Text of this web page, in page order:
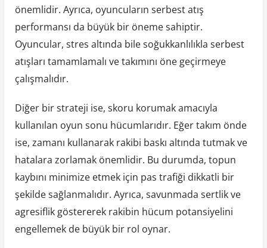
önemlidir. Ayrıca, oyuncuların serbest atış
performansı da büyük bir öneme sahiptir.
Oyuncular, stres altında bile soğukkanlılıkla serbest
atışları tamamlamalı ve takımını öne geçirmeye
çalışmalıdır.
Diğer bir strateji ise, skoru korumak amacıyla
kullanılan oyun sonu hücumlarıdır. Eğer takım önde
ise, zamanı kullanarak rakibi baskı altında tutmak ve
hatalara zorlamak önemlidir. Bu durumda, topun
kaybını minimize etmek için pas trafiği dikkatli bir
şekilde sağlanmalıdır. Ayrıca, savunmada sertlik ve
agresiflik göstererek rakibin hücum potansiyelini
engellemek de büyük bir rol oynar.